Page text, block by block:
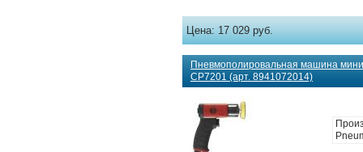
Цена:17 029 руб.
Пневмополировальная машина
CP7201 (арт. 8941072014)